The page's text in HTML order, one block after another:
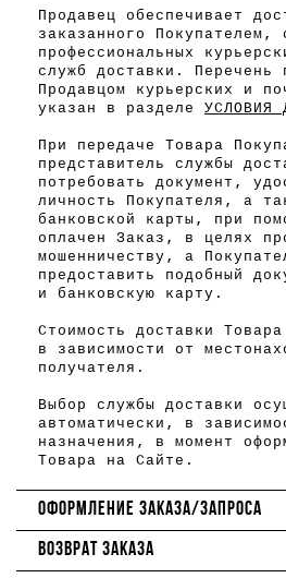
Продавец обеспечивает
заказанного Покупателем,
профессиональных
служб доставки. Перечень
Продавцом курьерских и
указан в разделе УСЛОВИЯ
При передаче Товара
представитель службы
потребовать документ,
личность Покупателя, а
банковской карты, при
оплачен Заказ, в целях
мошенничеству, а
предоставить подобный
и банковскую карту.
Стоимость доставки
в зависимости от
получателя.
Выбор службы доставки
автоматически, в
назначения, в момент
Товара на Сайте.
ОФОРМЛЕНИЕ ЗАКАЗА/ЗАПРОСА
ВОЗВРАТ ЗАКАЗА